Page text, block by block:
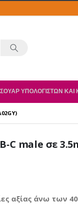
ΥΠΟΛΟΓΙΣΤΏΝ ΚΑΙ
C male σε
αξίας άνω των